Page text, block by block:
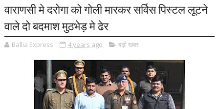
वाराणसी मे दरोगा को गोली मारकर सर्विस पिस्टल लूटने
वाले दो बदमाश मुठभेड़ मे ढेर
Ballia Express 4 years ago बड़ी खबर